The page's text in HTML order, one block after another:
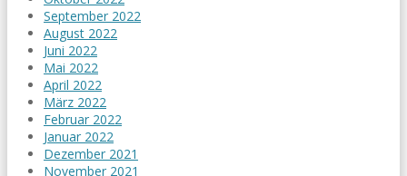
September 2022
August 2022
Juni 2022
Mai 2022
April 2022
März 2022
Februar 2022
Januar 2022
Dezember 2021
November 2021